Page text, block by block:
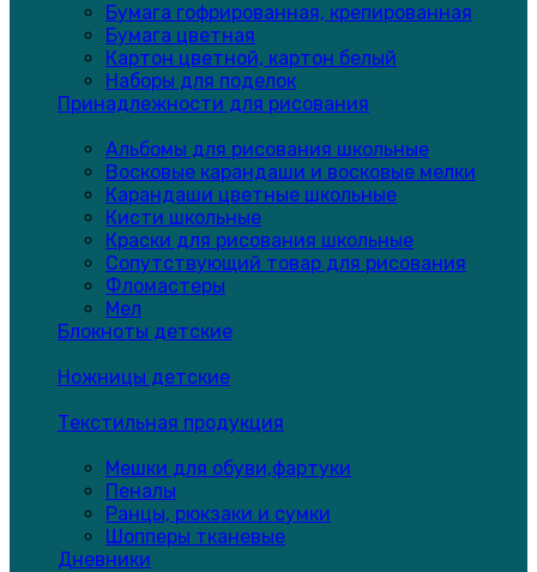
Бумага гофрированная, крепированная
Бумага цветная
Картон цветной, картон белый
Наборы для поделок
Принадлежности для рисования
Альбомы для рисования школьные
Восковые карандаши и восковые мелки
Карандаши цветные школьные
Кисти школьные
Краски для рисования школьные
Сопутствующий товар для рисования
Фломастеры
Мел
Блокноты детские
Ножницы детские
Текстильная продукция
Мешки для обуви,фартуки
Пеналы
Ранцы, рюкзаки и сумки
Шопперы тканевые
Дневники